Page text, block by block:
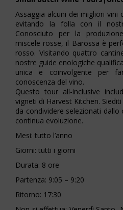
Assaggia alcuni dei migliori
evitando la folla con il
Conosciuto per la
miscele rosse, il Barossa è
rosso. Visitando quattro
nostre guide enologiche
unica e coinvolgente per
conoscenza del vino.
Questo tour all-inclusive
vigneti di Harvest Kitchen.
da condividere selezionati
continua evoluzione.
Mesi: tutto l’anno
Giorni: tutti i giorni
Durata: 8 ore
Partenza: 9:05 – 9:20
Ritorno: 17:30